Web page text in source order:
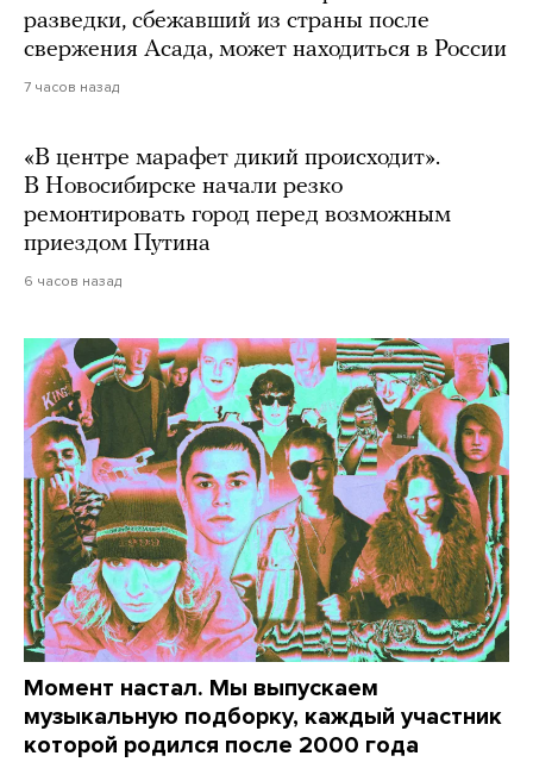
разведки, сбежавший из страны после
свержения Асада, может находиться в России
7 часов назад
«В центре марафет дикий происходит».
В Новосибирске начали резко
ремонтировать город перед возможным
приездом Путина
6 часов назад
Момент настал. Мы выпускаем
музыкальную подборку, каждый участник
которой родился после 2000 года